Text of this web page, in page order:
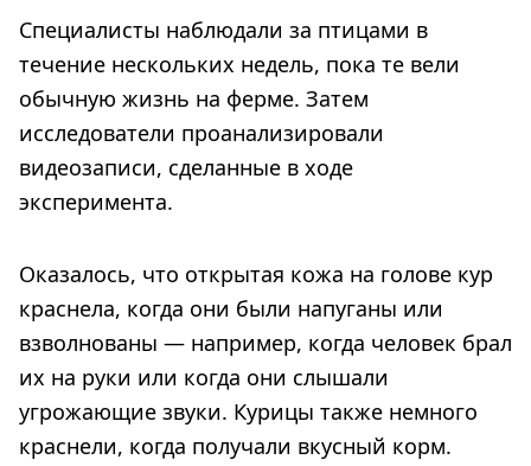
Специалисты наблюдали за птицами в
течение нескольких недель, пока те вели
обычную жизнь на ферме. Затем
исследователи проанализировали
видеозаписи, сделанные в ходе
эксперимента.
Оказалось, что открытая кожа на голове кур
краснела, когда они были напуганы или
взволнованы — например, когда человек брал
их на руки или когда они слышали
угрожающие звуки. Курицы также немного
краснели, когда получали вкусный корм.